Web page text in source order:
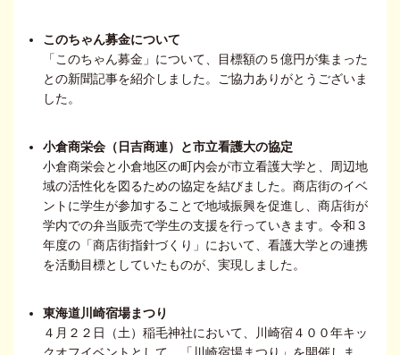
このちゃん募金について
「このちゃん募金」について、目標額の５億円が集まった
との新聞記事を紹介しました。ご協力ありがとうございま
した。
小倉商栄会（日吉商連）と市立看護大の協定
小倉商栄会と小倉地区の町内会が市立看護大学と、周辺地
域の活性化を図るための協定を結びました。商店街のイベ
ントに学生が参加することで地域振興を促進し、商店街が
学内での弁当販売で学生の支援を行っていきます。令和３
年度の「商店街指針づくり」において、看護大学との連携
を活動目標としていたものが、実現しました。
東海道川崎宿場まつり
４月２２日（土）稲毛神社において、川崎宿４００年キッ